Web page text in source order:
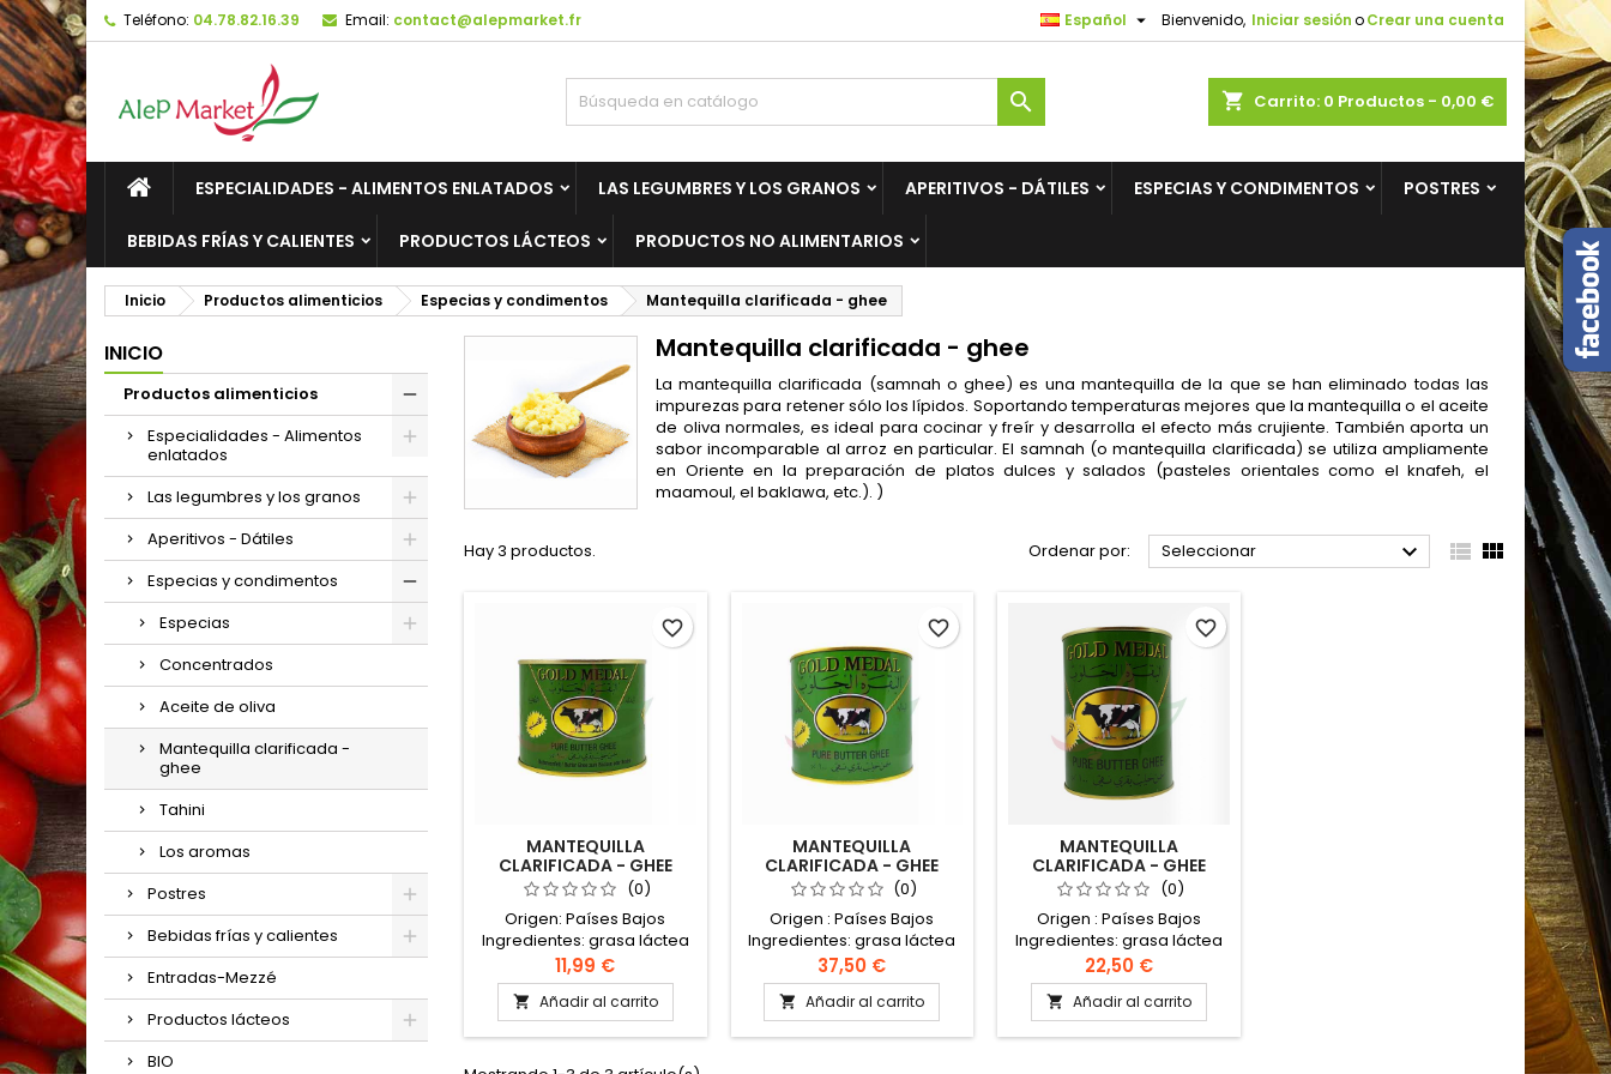
Teléfono: 04.78.82.16.39 Email: contact@alepmarket.fr Bienvenido, Iniciar sesiónoCrear una cuenta
Español 
shopping_cart Carrito: 0 Productos - 0,00 €

ESPECIALIDADES - ALIMENTOS ENLATADOS LAS LEGUMBRES Y LOS GRANOS APERITIVOS - DÁTILES ESPECIAS Y CONDIMENTOS POSTRES
BEBIDAS FRÍAS Y CALIENTES PRODUCTOS LÁCTEOS PRODUCTOS NO ALIMENTARIOS
Inicio Productos alimenticios Especias y condimentos Mantequilla clarificada - ghee
INICIO
Productos alimenticios
Especialidades - Alimentos
enlatados
Las legumbres y los granos
Aperitivos - Dátiles
Especias y condimentos
Especias
Concentrados
Aceite de oliva
Mantequilla clarificada -
ghee
Tahini
Los aromas
Postres
Bebidas frías y calientes
Entradas-Mezzé
Productos lácteos
BIO
Mantequilla clarificada - ghee
La mantequilla clarificada (samnah o ghee) es una mantequilla de la que se han eliminado todas las
impurezas para retener sólo los lípidos. Soportando temperaturas mejores que la mantequilla o el aceite
de oliva normales, es ideal para cocinar y freír y desarrolla el efecto más crujiente. También aporta un
sabor incomparable al arroz en particular. El samnah (o mantequilla clarificada) se utiliza ampliamente
en Oriente en la preparación de platos dulces y salados (pasteles orientales como el knafeh, el
maamoul, el baklawa, etc.). )
Hay 3 productos. Ordenar por: Seleccionar   
MANTEQUILLA
CLARIFICADA - GHEE
GOLD MEDAL 400G
(0)
Origen: Países Bajos
Ingredientes: grasa láctea
99,8% mín., humedad 0,2%
máx. aroma Mantequilla
clarificada de leche de
vaca (Al Bakara Al
conservarse durante varios
11,99 €
 Añadir al carrito
favorite_border
MANTEQUILLA
CLARIFICADA - GHEE
GOLD MEDAL 1,6KG
(0)
Origen : Países Bajos
Ingredientes: grasa láctea
99,8% mín., humedad 0,2%
máx. aroma mantequilla
clarificada de leche de
vaca (Al Bakara Al
37,50 €
 Añadir al carrito
favorite_border
MANTEQUILLA
CLARIFICADA - GHEE
GOLD MEDAL 800G
(0)
Origen : Países Bajos
Ingredientes: grasa láctea
99,8% mín., humedad 0,2%
máx. aroma Mantequilla
clarificada de leche de
vaca (Al Bakara Al
22,50 €
 Añadir al carrito
favorite_border
Mes listes d'envies
Créer une nouvelle liste
((modalTitle))
((confirmMessage))
Crear lista de deseos
Cancelar Crear lista de deseos
Iniciar sesión
Debe iniciar sesión para guardar productos en su lista de deseos.